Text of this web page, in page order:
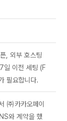
, 외부 호스팅
이전 세팅 (F
필요합니다.
㈜카카오페이
와 계약을 했